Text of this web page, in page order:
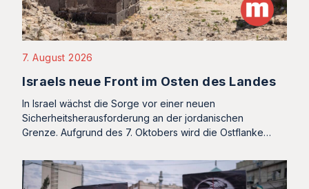
7. August 2026
Israels neue Front im Osten des Landes
In Israel wächst die Sorge vor einer neuen
Sicherheitsherausforderung an der jordanischen
Grenze. Aufgrund des 7. Oktobers wird die Ostflanke…